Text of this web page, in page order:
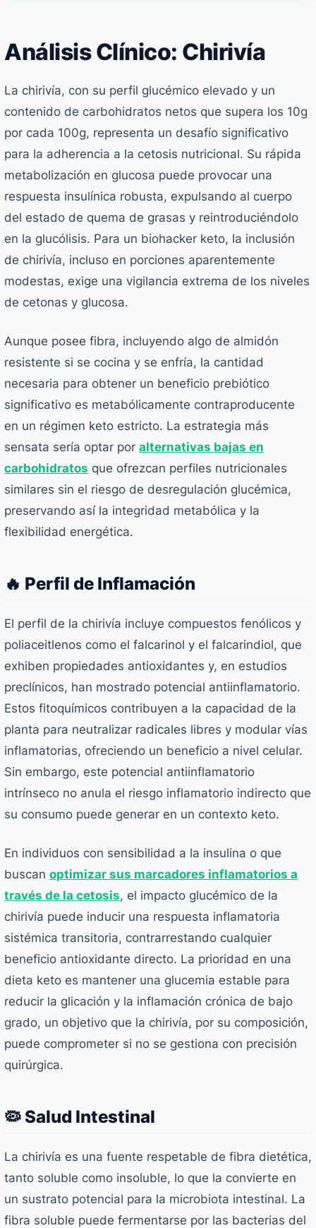
Análisis Clínico: Chirivía
La chirivía, con su perfil glucémico elevado y un
contenido de carbohidratos netos que supera los 10g
por cada 100g, representa un desafío significativo
para la adherencia a la cetosis nutricional. Su rápida
metabolización en glucosa puede provocar una
respuesta insulínica robusta, expulsando al cuerpo
del estado de quema de grasas y reintroduciéndolo
en la glucólisis. Para un biohacker keto, la inclusión
de chirivía, incluso en porciones aparentemente
modestas, exige una vigilancia extrema de los niveles
de cetonas y glucosa.
Aunque posee fibra, incluyendo algo de almidón
resistente si se cocina y se enfría, la cantidad
necesaria para obtener un beneficio prebiótico
significativo es metabólicamente contraproducente
en un régimen keto estricto. La estrategia más
sensata sería optar por alternativas bajas en
carbohidratos que ofrezcan perfiles nutricionales
similares sin el riesgo de desregulación glucémica,
preservando así la integridad metabólica y la
flexibilidad energética.
🔥 Perfil de Inflamación
El perfil de la chirivía incluye compuestos fenólicos y
poliaceitlenos como el falcarinol y el falcarindiol, que
exhiben propiedades antioxidantes y, en estudios
preclínicos, han mostrado potencial antiinflamatorio.
Estos fitoquímicos contribuyen a la capacidad de la
planta para neutralizar radicales libres y modular vías
inflamatorias, ofreciendo un beneficio a nivel celular.
Sin embargo, este potencial antiinflamatorio
intrínseco no anula el riesgo inflamatorio indirecto que
su consumo puede generar en un contexto keto.
En individuos con sensibilidad a la insulina o que
buscan optimizar sus marcadores inflamatorios a
través de la cetosis, el impacto glucémico de la
chirivía puede inducir una respuesta inflamatoria
sistémica transitoria, contrarrestando cualquier
beneficio antioxidante directo. La prioridad en una
dieta keto es mantener una glucemia estable para
reducir la glicación y la inflamación crónica de bajo
grado, un objetivo que la chirivía, por su composición,
puede comprometer si no se gestiona con precisión
quirúrgica.
🦠 Salud Intestinal
La chirivía es una fuente respetable de fibra dietética,
tanto soluble como insoluble, lo que la convierte en
un sustrato potencial para la microbiota intestinal. La
fibra soluble puede fermentarse por las bacterias del